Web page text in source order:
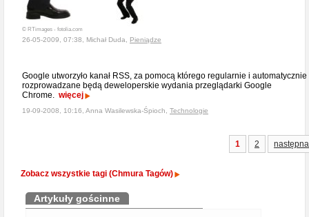
© RTimages - fotolia.com
26-05-2009, 07:38, Michał Duda, Pieniądze
Google utworzyło kanał RSS, za pomocą którego regularnie i automatycznie
rozprowadzane będą deweloperskie wydania przeglądarki Google
Chrome. więcej
19-09-2008, 10:16, Anna Wasilewska-Śpioch, Technologie
1 2 następna
Zobacz wszystkie tagi (Chmura Tagów)
Artykuły gościnne